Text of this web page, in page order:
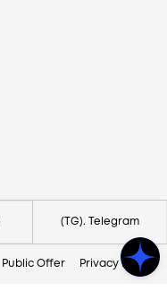
(TG). Telegram
Public Offer Privacy Policy